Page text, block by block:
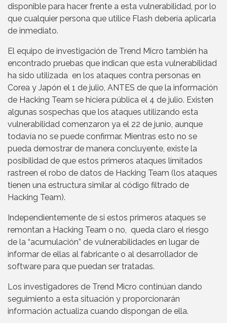
disponible para hacer frente a esta vulnerabilidad, por lo
que cualquier persona que utilice Flash debería aplicarla
de inmediato.
El equipo de investigación de Trend Micro también ha
encontrado pruebas que indican que esta vulnerabilidad
ha sido utilizada en los ataques contra personas en
Corea y Japón el 1 de julio, ANTES de que la información
de Hacking Team se hiciera pública el 4 de julio. Existen
algunas sospechas que los ataques utilizando esta
vulnerabilidad comenzaron ya el 22 de junio, aunque
todavía no se puede confirmar. Mientras esto no se
pueda demostrar de manera concluyente, existe la
posibilidad de que estos primeros ataques limitados
rastreen el robo de datos de Hacking Team (los ataques
tienen una estructura similar al código filtrado de
Hacking Team).
Independientemente de si estos primeros ataques se
remontan a Hacking Team o no, queda claro el riesgo
de la “acumulación” de vulnerabilidades en lugar de
informar de ellas al fabricante o al desarrollador de
software para que puedan ser tratadas.
Los investigadores de Trend Micro continúan dando
seguimiento a esta situación y proporcionarán
información actualiza cuando dispongan de ella.